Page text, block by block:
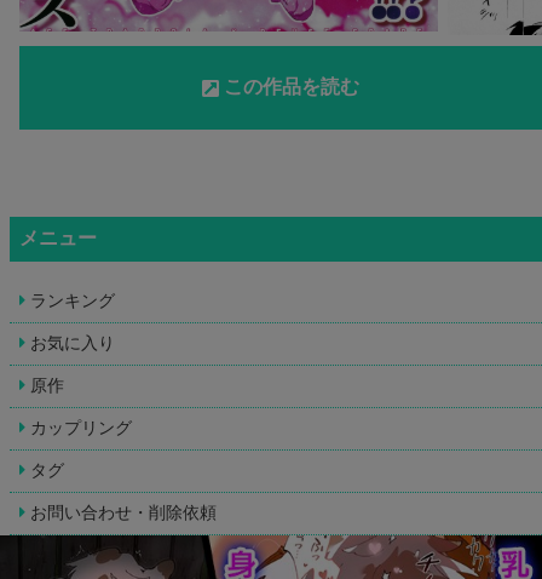
この作品を読む
メニュー
ランキング
お気に入り
原作
カップリング
タグ
お問い合わせ・削除依頼